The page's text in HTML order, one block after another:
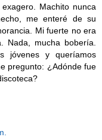
Machito nunca
me enteré de su
Mi fuerte no era
Nada, mucha bobería.
jóvenes y queríamos
pregunto: ¿Adónde fue